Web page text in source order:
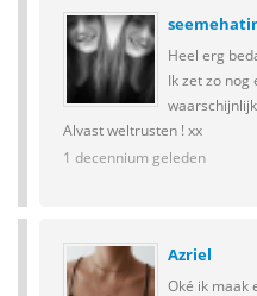
Heel erg
Ik zet zo nog
Alvast weltrusten ! xx
1 decennium geleden
Azriel
Oké ik maak